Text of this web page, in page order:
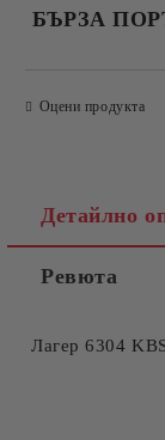
БЪРЗА
Ние ще се
Оцени продукта
Детайлно
Ревюта
Лагер 6304